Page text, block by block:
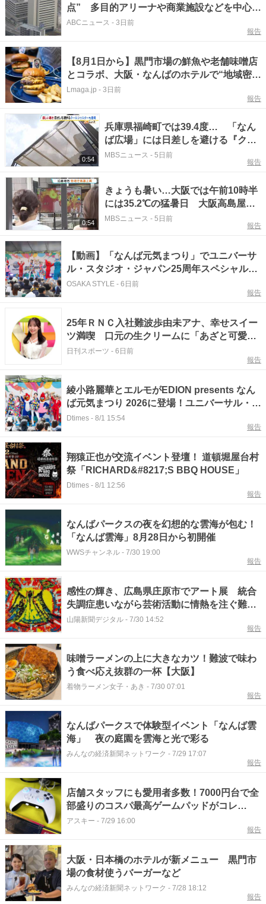
点” 多目的アリーナや商業施設などを中心と
する「Ｋｕｂｏｔａ ｆｉｅｌｄ」開発へ
ABCニュース - 3日前
報告
【8月1日から】黒門市場の鮮魚や老舗味噌店
とコラボ、大阪・なんばのホテルで“地域密
着”の限定バーガー
Lmaga.jp - 3日前
報告
0:54
兵庫県福崎町では39.4度… 「なん
ば広場」には日差しを避ける『クー
ルシェルター』も 近畿各地で猛暑
MBSニュース - 5日前
報告
0:54
きょうも暑い…大阪では午前10時半
には35.2℃の猛暑日 大阪高島屋前
「なんば広場」では屋根つき「クー
MBSニュース - 5日前
報告
【動画】「なんば元気まつり」でユニバーサ
ル・スタジオ・ジャパン25周年スペシャルス
テージ
OSAKA STYLE - 6日前
報告
25年ＲＮＣ入社難波歩由未アナ、幸せスイー
ツ満喫 口元の生クリームに「あざと可愛い
すぎ」
日刊スポーツ - 6日前
報告
綾小路麗華とエルモがEDION presents なん
ば元気まつり 2026に登場！ユニバーサル・ス
タジオ・ジャパン『サマー・マツリ Discover
Dtimes - 8/1 15:54
報告
翔猿正也が交流イベント登壇！ 道頓堀屋台村
祭「RICHARD&#8217;S BBQ HOUSE」
Dtimes - 8/1 12:56
報告
なんばパークスの夜を幻想的な雲海が包む！
「なんば雲海」8月28日から初開催
WWSチャンネル - 7/30 19:00
報告
感性の輝き、広島県庄原市でアート展 統合
失調症患いながら芸術活動に情熱を注ぐ難波
さん
山陽新聞デジタル - 7/30 14:52
報告
味噌ラーメンの上に大きなカツ！難波で味わ
う食べ応え抜群の一杯【大阪】
着物ラーメン女子・あき - 7/30 07:01
報告
なんばパークスで体験型イベント「なんば雲
海」 夜の庭園を雲海と光で彩る
みんなの経済新聞ネットワーク - 7/29 17:07
報告
店舗スタッフにも愛用者多数！7000円台で全
部盛りのコスパ最高ゲームパッドがコレ
だ！：ツクモLABI1なんば店
アスキー - 7/29 16:00
報告
大阪・日本橋のホテルが新メニュー 黒門市
場の食材使うバーガーなど
みんなの経済新聞ネットワーク - 7/28 18:12
報告